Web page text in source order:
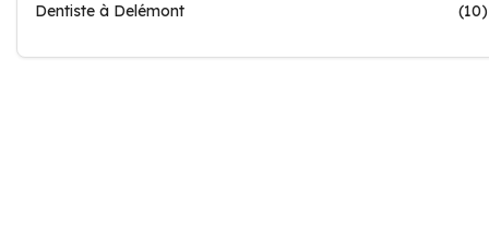
Dentiste à Delémont
(10)